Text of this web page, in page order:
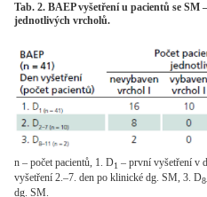
Tab. 2. BAEP vyšetření u pacientů se
jednotlivých vrcholů.
n – počet pacientů, 1. D1 – první vyšetření v
vyšetření 2.–7. den po klinické dg. SM, 3. D
dg. SM.